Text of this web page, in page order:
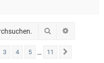
Suche
11
3 4 5 … 11